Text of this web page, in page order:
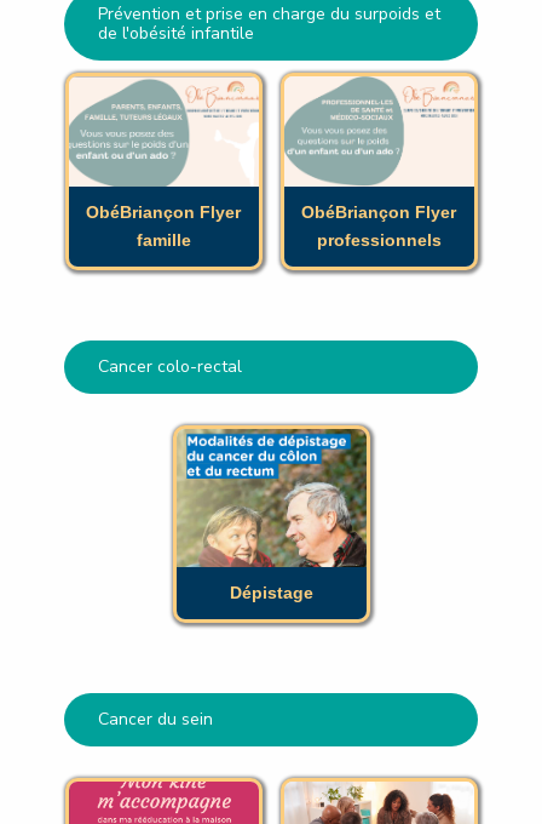
Prévention et prise en charge du surpoids et
de l'obésité infantile
ObéBriançon Flyer
famille
ObéBriançon Flyer
famille
ObéBriançon Flyer
professionnels
ObéBriançon Flyer
professionnels
Cancer colo-rectal
Dépistage
Dépistage
Cancer du sein
Livret de Groupe de parole